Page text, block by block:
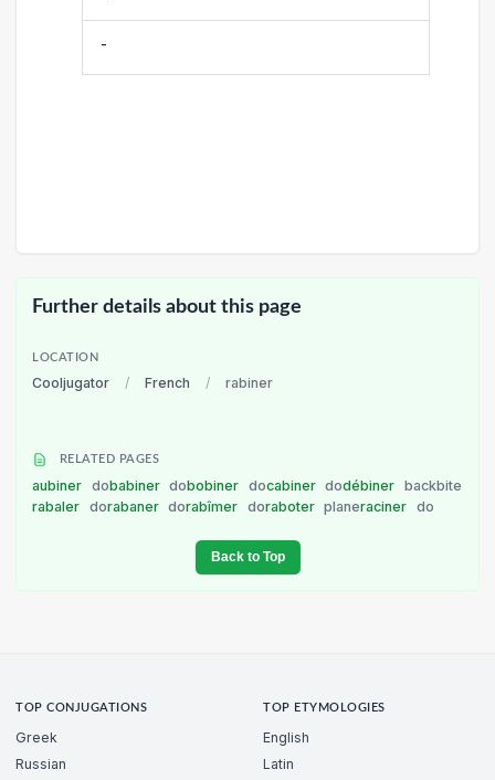
-
Further details about this page
LOCATION
Cooljugator / French / rabiner
RELATED PAGES
aubiner dobabiner dobobiner docabiner dodébiner backbite
rabaler dorabaner dorabîmer doraboter planeraciner do
Back to Top
TOP CONJUGATIONS
Greek
Russian
TOP ETYMOLOGIES
English
Latin